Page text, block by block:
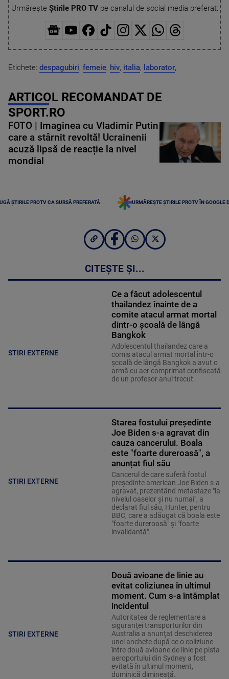
Urmărește Știrile PRO TVpe canalul de social media preferat:
Etichete: despagubiri, femeie, hiv, italia, laborator,
ARTICOL RECOMANDAT DE
SPORT.RO
FOTO | Imaginea cu Vladimir Putin
care a stârnit revoltă! Ucrainenii
acuză lipsă de reacție la nivel
mondial
ȘTIRILE PROTV CA SURSĂ PREFERATĂ URMĂREȘTE ȘTIRILE PROTV ÎN GOOGLE
CITEȘTE ȘI...
STIRI EXTERNE
Ce a făcut adolescentul
thailandez înainte de a
comite atacul armat mortal
dintr-o școală de lângă
Bangkok
Adolescentul thailandez care a
comis atacul armat mortal într-o
şcoală de lângă Bangkok a avut o
armă cu aer comprimat confiscată
de un profesor anul trecut.
STIRI EXTERNE
Starea fostului președinte
Joe Biden s-a agravat din
cauza cancerului. Boala
este "foarte dureroasă", a
anunțat fiul său
Cancerul de care suferă fostul
preşedinte american Joe Biden s-a
agravat, prezentând metastaze "la
nivelul oaselor şi nu numai", a
declarat fiul său, Hunter, pentru
BBC, care a adăugat că boala este
"foarte dureroasă" şi "foarte
invalidantă".
STIRI EXTERNE
Două avioane de linie au
evitat coliziunea în ultimul
moment. Cum s-a întâmplat
incidentul
Autoritatea de reglementare a
siguranţei transporturilor din
Australia a anunţat deschiderea
unei anchete după ce o coliziune
între două avioane de linie pe pista
aeroportului din Sydney a fost
evitată în ultimul moment,
duminică dimineaţă.